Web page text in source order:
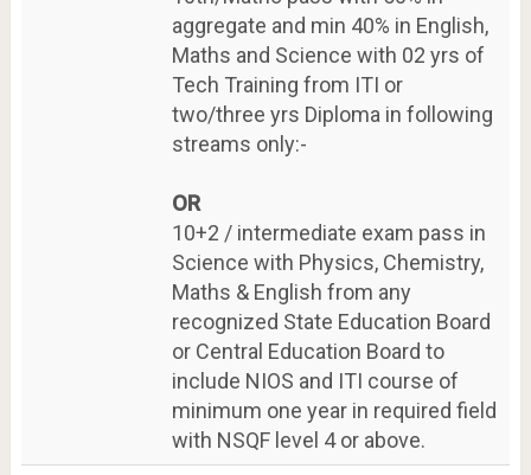
aggregate and min 40% in English,
Maths and Science with 02 yrs of
Tech Training from ITI or
two/three yrs Diploma in following
streams only:-
OR
10+2 / intermediate exam pass in
Science with Physics, Chemistry,
Maths & English from any
recognized State Education Board
or Central Education Board to
include NIOS and ITI course of
minimum one year in required field
with NSQF level 4 or above.